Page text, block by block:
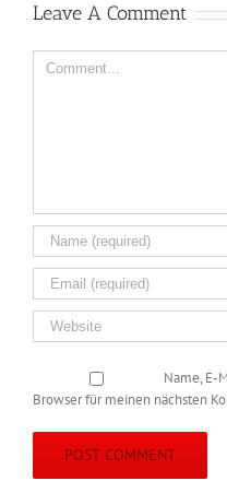
Leave A Comment
Comment
Name, E-
Browser für meinen nächsten